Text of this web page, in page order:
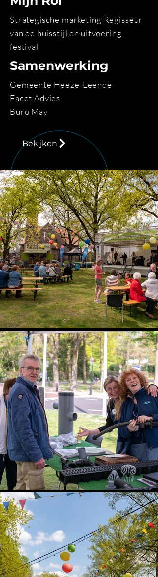
Strategische marketing Regisseur
van de huisstijl en uitvoering
festival
Samenwerking
Gemeente Heeze-Leende
Facet Advies
Buro May
Bekijken